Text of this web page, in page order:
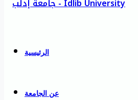
الرئيسية
عن الجامعة